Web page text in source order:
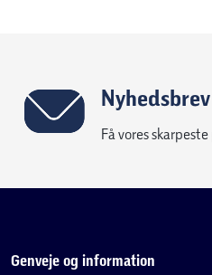
Nyhedsbrev
Få vores
Genveje og information